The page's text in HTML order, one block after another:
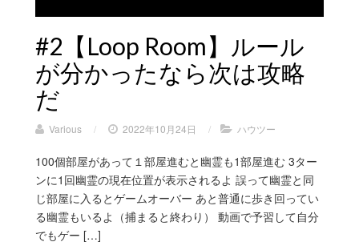
#2【Loop Room】ルール
が分かったなら次は攻略
だ
Various / 2022年10月24日 / ハウツー
100個部屋があって１部屋進むと幽霊も1部屋進む 3ター
ンに1回幽霊の現在位置が表示されるよ 誤って幽霊と同
じ部屋に入るとゲームオーバー あと普通に歩き回ってい
る幽霊もいるよ（捕まると終わり） 動画で予習して自分
でもゲー […]